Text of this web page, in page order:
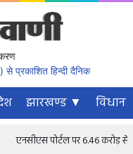
प्रकाशित हिन्दी दैनिक
झारखण्ड ▼
एनसीएस पोर्टल पर 6.46 करोड़ से